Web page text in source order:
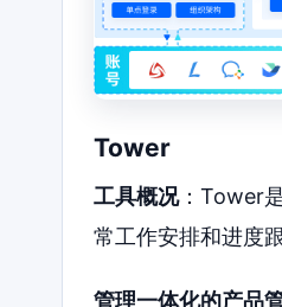
Tower
工具概况：Tower
常工作安排和进度
管理一体化的产品